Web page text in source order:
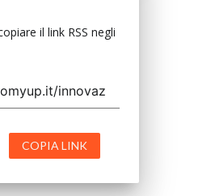
il link RSS negli
COPIA LINK